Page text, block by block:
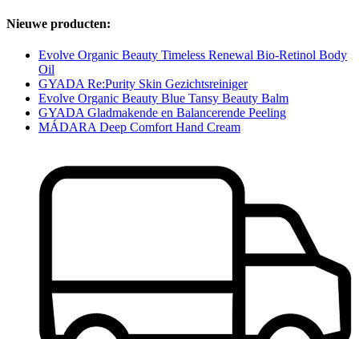
Nieuwe producten:
Evolve Organic Beauty Timeless Renewal Bio-Retinol Body
Oil
GYADA Re:Purity Skin Gezichtsreiniger
Evolve Organic Beauty Blue Tansy Beauty Balm
GYADA Gladmakende en Balancerende Peeling
MÁDARA Deep Comfort Hand Cream